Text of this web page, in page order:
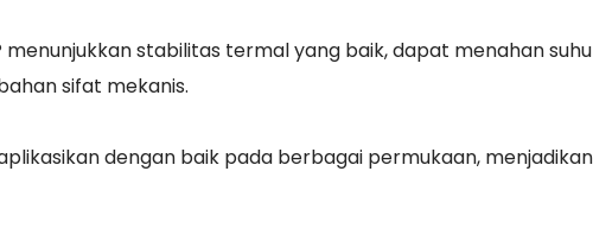
menunjukkan stabilitas termal yang baik, dapat menahan
sifat mekanis.
dengan baik pada berbagai permukaan,